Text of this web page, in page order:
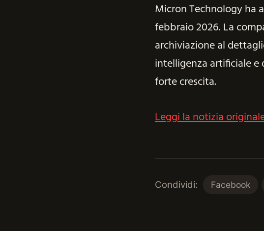
Micron Technology ha
febbraio 2026. La
archiviazione al
intelligenza artificiale e
forte crescita.
Leggi la notizia
Condividi: Facebook